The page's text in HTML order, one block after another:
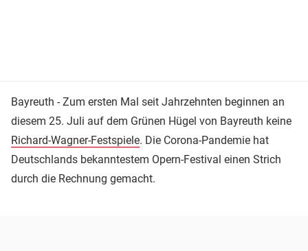
Bayreuth - Zum ersten Mal seit Jahrzehnten beginnen an
diesem 25. Juli auf dem Grünen Hügel von Bayreuth keine
Richard-Wagner-Festspiele. Die Corona-Pandemie hat
Deutschlands bekanntestem Opern-Festival einen Strich
durch die Rechnung gemacht.